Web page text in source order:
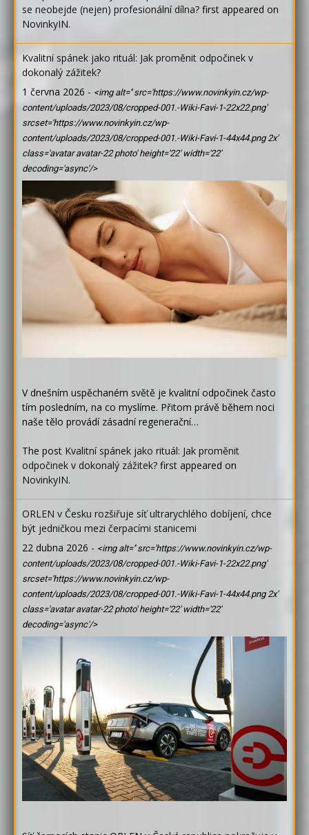
se neobejde (nejen) profesionální dílna? first appeared on
NovinkyIN.
Kvalitní spánek jako rituál: Jak proměnit odpočinek v
dokonalý zážitek?
1 června 2026 - <img alt='' src='https://www.novinkyin.cz/wp-
content/uploads/2023/08/cropped-001.-Wiki-Favi-1-22x22.png'
srcset='https://www.novinkyin.cz/wp-
content/uploads/2023/08/cropped-001.-Wiki-Favi-1-44x44.png 2x'
class='avatar avatar-22 photo' height='22' width='22'
decoding='async'/>
V dnešním uspěchaném světě je kvalitní odpočinek často
tím posledním, na co myslíme. Přitom právě během noci
naše tělo provádí zásadní regenerační…
The post Kvalitní spánek jako rituál: Jak proměnit
odpočinek v dokonalý zážitek? first appeared on
NovinkyIN.
ORLEN v Česku rozšiřuje síť ultrarychlého dobíjení, chce
být jedničkou mezi čerpacími stanicemi
22 dubna 2026 - <img alt='' src='https://www.novinkyin.cz/wp-
content/uploads/2023/08/cropped-001.-Wiki-Favi-1-22x22.png'
srcset='https://www.novinkyin.cz/wp-
content/uploads/2023/08/cropped-001.-Wiki-Favi-1-44x44.png 2x'
class='avatar avatar-22 photo' height='22' width='22'
decoding='async'/>